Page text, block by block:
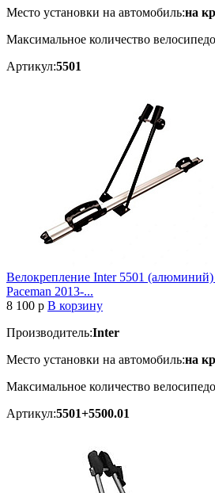
Место установки на автомобиль:на
Максимальное количество
Артикул:5501
Велокрепление Inter 5501
Paceman 2013-...
8 100 p В корзину
Производитель:Inter
Место установки на автомобиль:на
Максимальное количество
Артикул:5501+5500.01